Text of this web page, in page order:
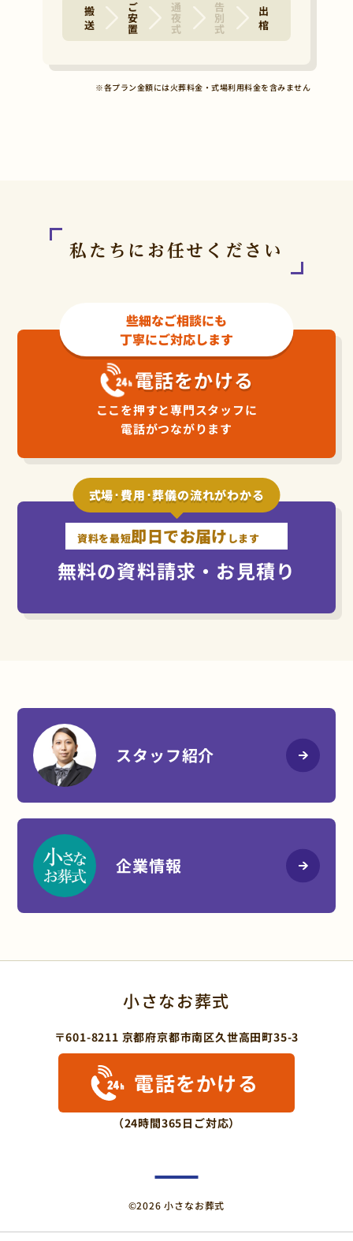
搬 送 ご安置 通夜式 告別式 出 棺
※各プラン金額には火葬料金・式場利用料金を含みません
私たちにお任せください
些細なご相談にも
丁寧にご対応します
ここを押すと専門スタッフに
電話がつながります
電話をかける
式場･費用･葬儀の流れがわかる
資料を最短即日でお届け します
無料の資料請求・お見積り
スタッフ紹介
企業情報
小さなお葬式
〒601-8211 京都府京都市南区久世高田町35-3
電話をかける
（24時間365日ご対応）
©2026 小さなお葬式